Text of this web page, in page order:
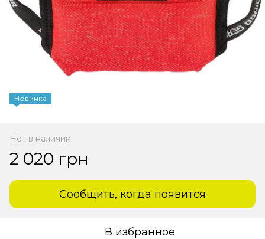
Новинка
Нет в наличии
2 020 грн
Сообщить, когда появится
В избранное